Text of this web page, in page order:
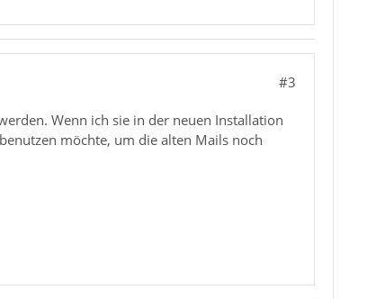
#3
Wenn ich sie in der neuen Installation
möchte, um die alten Mails noch